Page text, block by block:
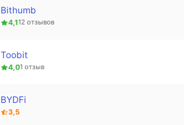
Bithumb
4,112 отзывов
Toobit
4,01 отзыв
BYDFi
3,5